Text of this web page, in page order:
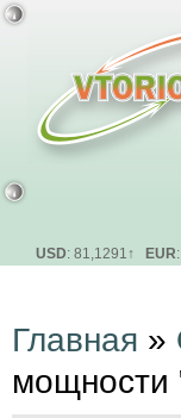
USD: 81,1291↑ EUR
Главная »
мощности